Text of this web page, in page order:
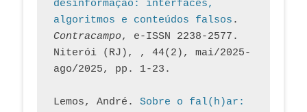
desinformação: interfaces,
algoritmos e conteúdos falsos
Contracampo, e-ISSN 2238-2577.
Niterói (RJ), , 44(2), mai/2025-
ago/2025, pp. 1-23.
Lemos, André. Sobre o fal(h)ar: